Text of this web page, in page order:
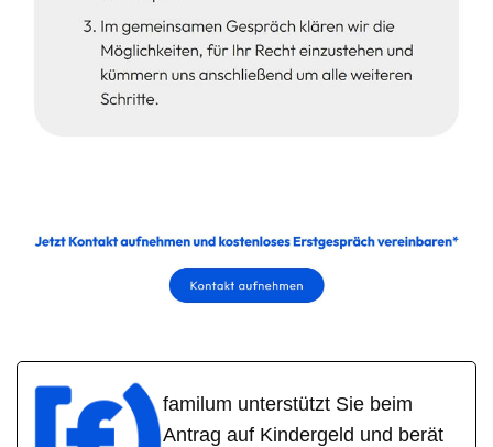
familum unterstützt Sie beim
Antrag auf Kindergeld und berät